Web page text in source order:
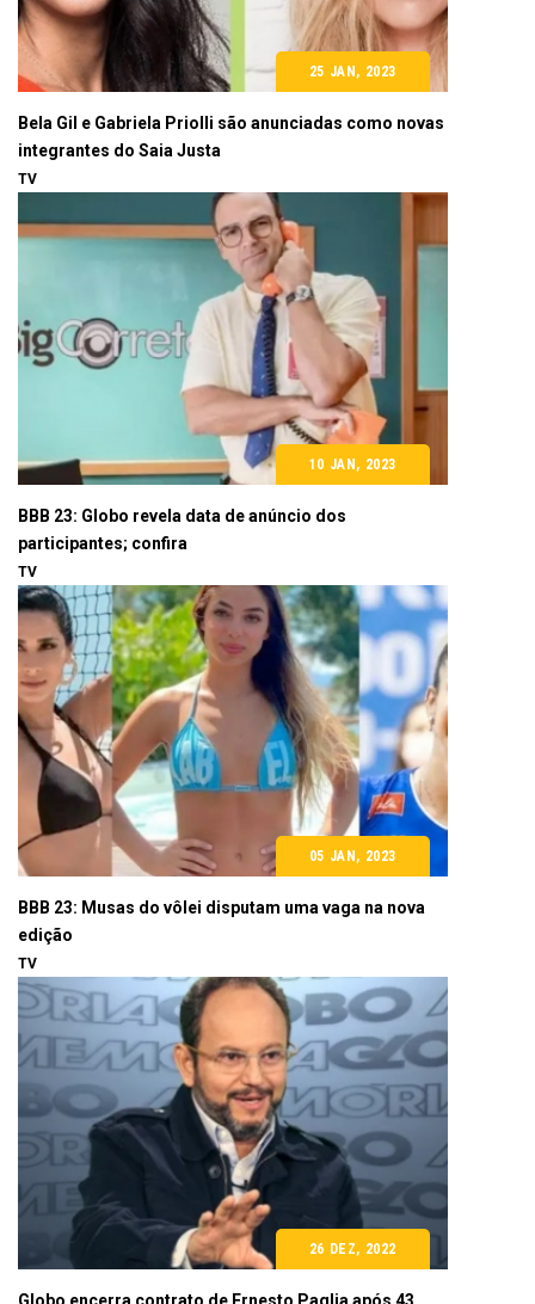
25 JAN, 2023
Bela Gil e Gabriela Priolli são anunciadas como novas
integrantes do Saia Justa
TV
10 JAN, 2023
BBB 23: Globo revela data de anúncio dos
participantes; confira
TV
05 JAN, 2023
BBB 23: Musas do vôlei disputam uma vaga na nova
edição
TV
26 DEZ, 2022